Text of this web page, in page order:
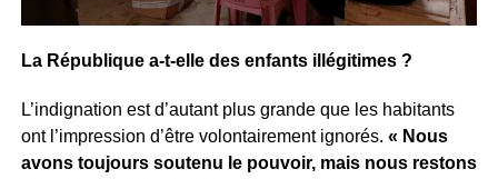
La République a-t-elle des enfants illégitimes ?
L’indignation est d’autant plus grande que les habitants
ont l’impression d’être volontairement ignorés. « Nous
avons toujours soutenu le pouvoir, mais nous restons